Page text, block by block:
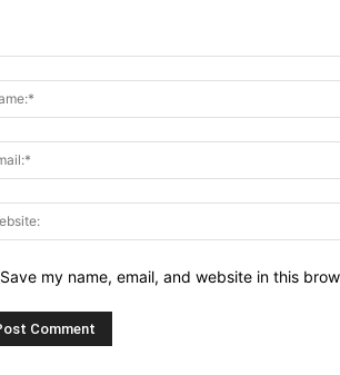
Save my name, email, and website in this